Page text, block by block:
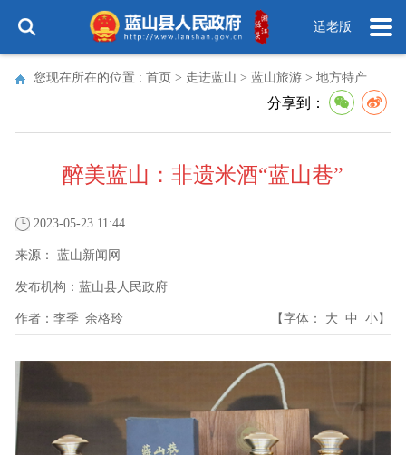
适老版
您现在所在的位置 : 首页 > 走进蓝山 > 蓝山旅游 > 地方特产
分享到：
醉美蓝山：非遗米酒“蓝山巷”
2023-05-23 11:44
来源： 蓝山新闻网
发布机构： 蓝山县人民政府
作者： 李季 余格玲 【字体： 大 中 小】